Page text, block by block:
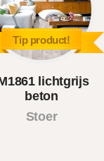
Tip product!
lichtgrijs
beton
Stoer